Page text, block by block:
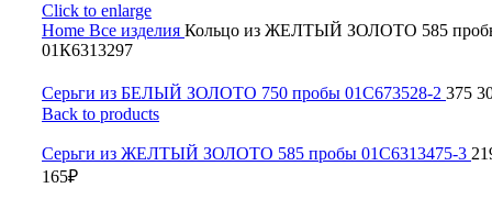
Click to enlarge
Home Все изделия Кольцо из ЖЕЛТЫЙ ЗОЛОТО 585
01К6313297
Серьги из БЕЛЫЙ ЗОЛОТО 750 пробы 01С673528-2 375
Back to products
Серьги из ЖЕЛТЫЙ ЗОЛОТО 585 пробы 01С6313475-3
165₽